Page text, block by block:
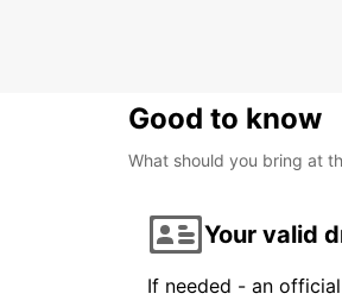
Good to know
What should you bring at
Your valid
If needed - an